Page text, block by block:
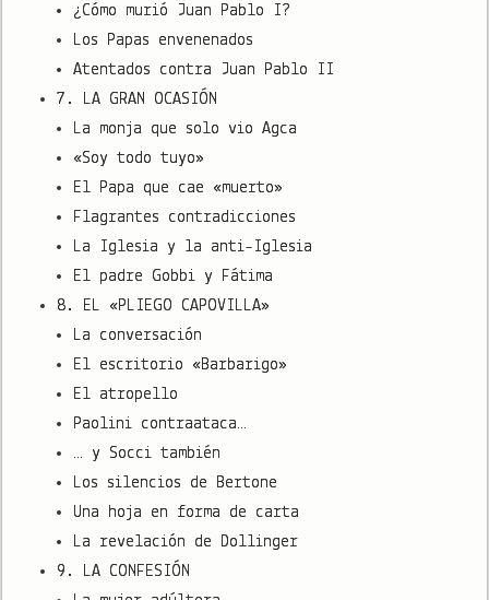
¿Cómo murió Juan Pablo I?
Los Papas envenenados
Atentados contra Juan Pablo II
7. LA GRAN OCASIÓN
La monja que solo vio Agca
«Soy todo tuyo»
El Papa que cae «muerto»
Flagrantes contradicciones
La Iglesia y la anti-Iglesia
El padre Gobbi y Fátima
8. EL «PLIEGO CAPOVILLA»
La conversación
El escritorio «Barbarigo»
El atropello
Paolini contraataca…
… y Socci también
Los silencios de Bertone
Una hoja en forma de carta
La revelación de Dollinger
9. LA CONFESIÓN